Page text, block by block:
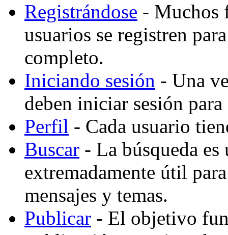
Registrándose - Muchos
usuarios se registren
completo.
Iniciando sesión - Una
deben iniciar sesión para
Perfil - Cada usuario
Buscar - La búsqueda es
extremadamente útil
mensajes y temas.
Publicar - El objetivo